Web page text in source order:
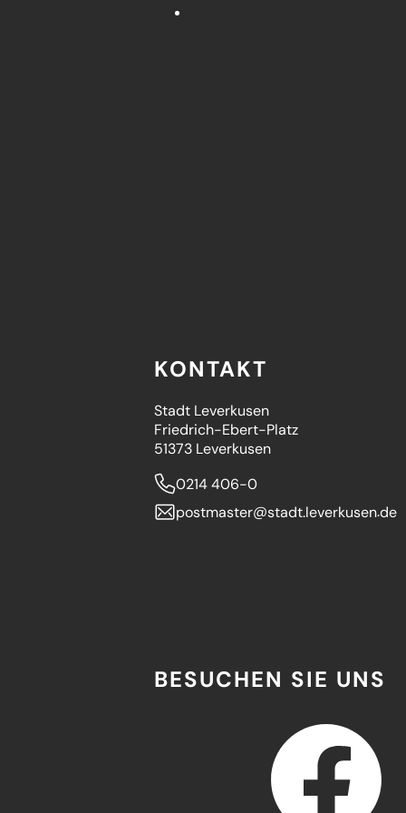
KONTAKT
Stadt Leverkusen
Friedrich-Ebert-Platz
51373 Leverkusen
0214 406-0
postmaster
stadt.leverkusende
BESUCHEN SIE UNS